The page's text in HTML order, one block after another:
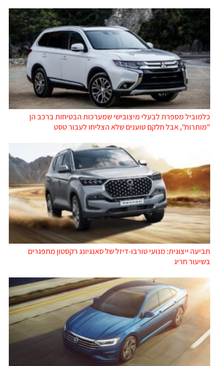
כלמוביל מספרת לבעלי מיצובישי שמערכות הבטיחות ברכב הן
"מותרות", אבל חלקם טוענים שלא הצליחו לעבור טסט
תביעה ייצוגית: מנועי טורבו-דיזל של סאנגיונג רקסטון מתפגרים
בשיעור חריג